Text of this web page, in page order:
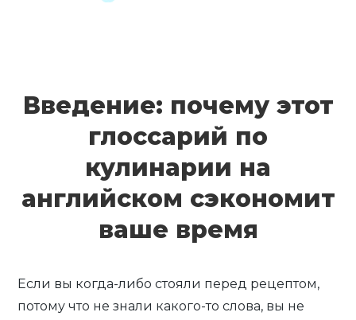
Введение: почему этот
глоссарий по
кулинарии на
английском сэкономит
ваше время
Если вы когда-либо стояли перед рецептом,
потому что не знали какого-то слова, вы не